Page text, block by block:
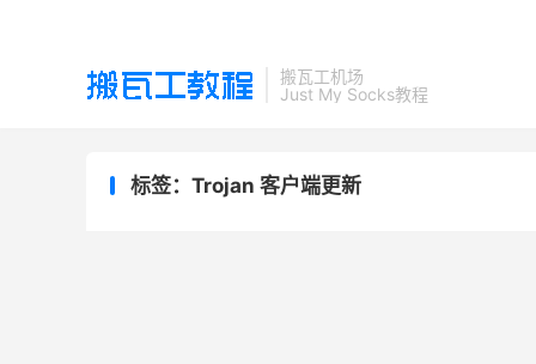
搬瓦工机场
Just My Socks教程
标签：Trojan 客户端更新